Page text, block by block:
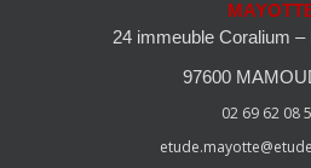
24 immeuble Coralium –
97600
02 69 62 08